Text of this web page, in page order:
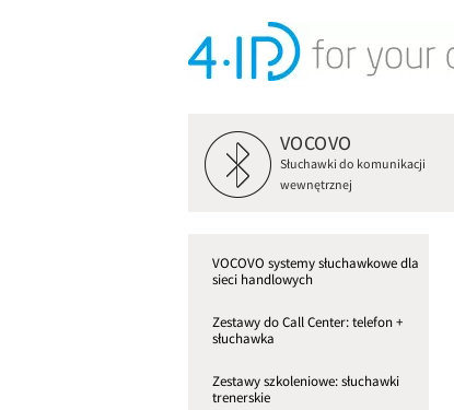
VOCOVO
Słuchawki do komunikacji
wewnętrznej
VOCOVO systemy słuchawkowe dla
sieci handlowych
Zestawy do Call Center: telefon +
słuchawka
Zestawy szkoleniowe: słuchawki
trenerskie